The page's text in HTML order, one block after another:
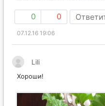
0 0
07.12.16 19:06
Lili
Хороши!